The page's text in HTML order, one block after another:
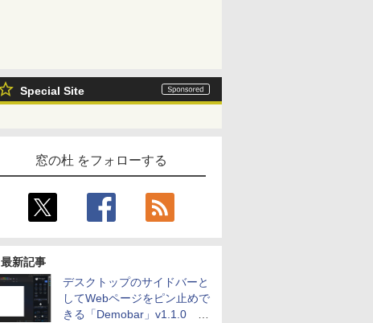
Special Site
窓の杜 をフォローする
最新記事
デスクトップのサイドバーと
してWebページをピン止めで
きる「Demobar」v1.1.0 ほ